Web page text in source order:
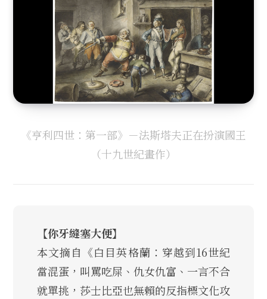
《亨利四世：第一部》－法斯塔夫正在扮演國王
（十九世紀畫作）
【你牙縫塞大便】
本文摘自《白目英格蘭：穿越到16世紀
當混蛋，叫罵吃屎、仇女仇富、一言不合
就單挑，莎士比亞也無賴的反指標文化攻